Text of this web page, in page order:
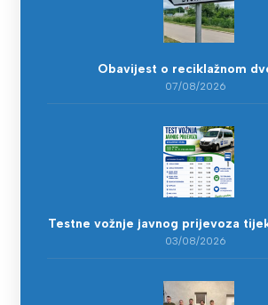
Obavijest o reciklažnom
07/08/2026
Testne vožnje javnog prijevoza
03/08/2026